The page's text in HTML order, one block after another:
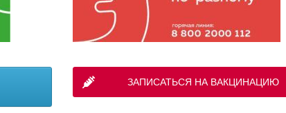
ЗАПИСАТЬСЯ НА ВАКЦИНАЦИЮ